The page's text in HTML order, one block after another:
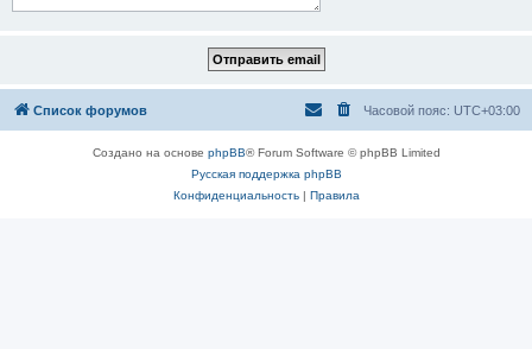
Список форумов Часовой пояс: UTC+03:00
Создано на основе phpBB® Forum Software © phpBB Limited
Русская поддержка phpBB
Конфиденциальность| Правила